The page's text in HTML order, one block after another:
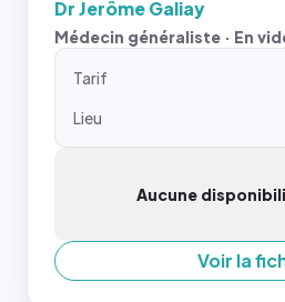
Dr Jerôme Galiay
Médecin généraliste · En
Tarif
Lieu
Aucune
Voir la